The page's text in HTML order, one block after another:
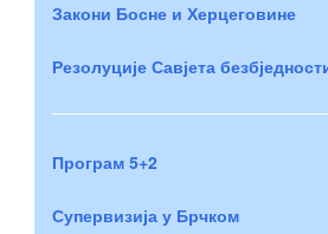
Закони Босне и Херцеговине
Резолуције Савјета
Програм 5+2
Супервизија у Брчком